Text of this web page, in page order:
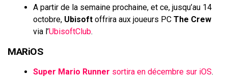
A partir de la semaine prochaine, et ce, jusqu’au 14
octobre, Ubisoft offrira aux joueurs PC The Crew
via l’UbisoftClub.
MARiOS
Super Mario Runner sortira en décembre sur iOS.